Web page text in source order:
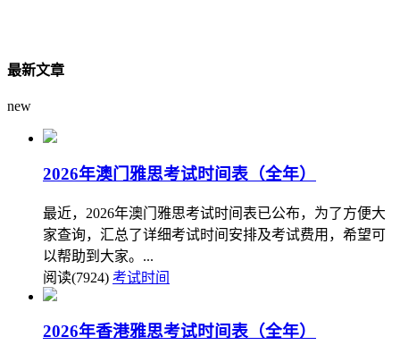
最新文章
new
2026年澳门雅思考试时间表（全年）
最近，2026年澳门雅思考试时间表已公布，为了方便大
家查询，汇总了详细考试时间安排及考试费用，希望可
以帮助到大家。...
阅读(7924) 考试时间
2026年香港雅思考试时间表（全年）